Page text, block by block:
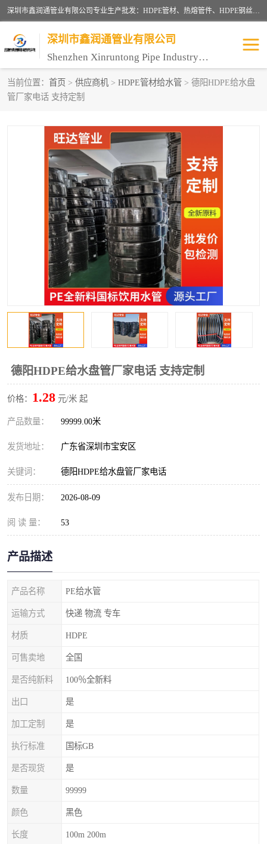
深圳市鑫润通管业有限公司专业生产批发：HDPE管材、热熔管件、HDPE钢丝骨架管、电熔管件、HDPE双壁波纹管、MPP电力管、井盖、PVC管材管件、PPR管材管件等；公司自创建以来，始终秉承“团结、务实、创新、守信”的服务宗旨，凭借专业的服务以及多年的勤奋拼搏，发展成为一家专业销售各种管材管件，绝缘电工套管及配件等系列产品的贸易公司。
深圳市鑫润通管业有限公司
Shenzhen Xinruntong Pipe Industry Co., Ltd
当前位置： 首页 > 供应商机 > HDPE管材给水管 > 德阳HDPE给水盘
管厂家电话 支持定制
德阳HDPE给水盘管厂家电话 支持定制
价格： 1.28 元/米 起
产品数量： 99999.00米
发货地址： 广东省深圳市宝安区
关键词： 德阳HDPE给水盘管厂家电话
发布日期： 2026-08-09
阅 读 量： 53
产品描述
产品名称 PE给水管
运输方式 快递 物流 专车
材质 HDPE
可售卖地 全国
是否纯新料 100％全新料
出口 是
加工定制 是
执行标准 国标GB
是否现货 是
数量 99999
颜色 黑色
长度 100m 200m
HDPE管材给水管
HDPE双壁波纹管 HDPE电力通讯管
UPVC电力通讯管 MPP电力通信管
联塑PVC管 联塑PPR管
联塑PE管 联塑家装红蓝线管